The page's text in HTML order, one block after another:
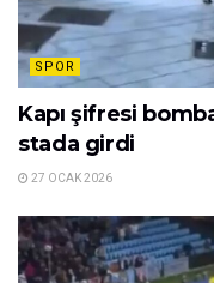
SPOR
Kapı şifresi
stada girdi
27 OCAK 2026